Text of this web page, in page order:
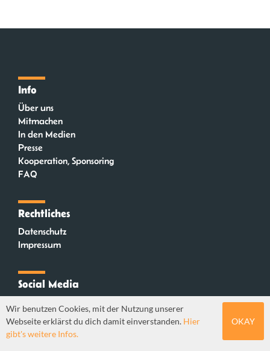
Info
Über uns
Mitmachen
In den Medien
Presse
Kooperation, Sponsoring
FAQ
Rechtliches
Datenschutz
Impressum
Social Media
Mastodon
Wir benutzen Cookies, mit der Nutzung unserer
Webseite erklärst du dich damit einverstanden. Hier
gibt's weitere Infos.
OKAY